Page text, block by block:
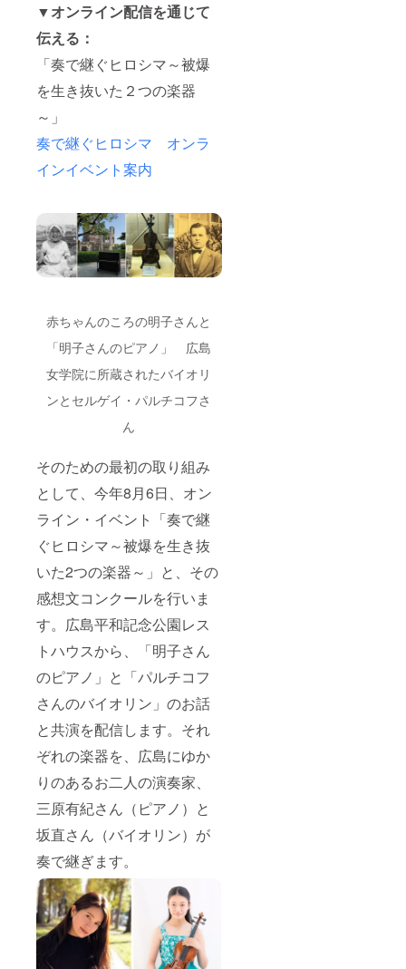
▼オンライン配信を通じて
伝える：
「奏で継ぐヒロシマ～被爆
を生き抜いた２つの楽器
～」
奏で継ぐヒロシマ オンラ
インイベント案内
赤ちゃんのころの明子さんと
「明子さんのピアノ」 広島
女学院に所蔵されたバイオリ
ンとセルゲイ・パルチコフさ
ん
そのための最初の取り組み
として、今年8月6日、オン
ライン・イベント「奏で継
ぐヒロシマ～被爆を生き抜
いた2つの楽器～」と、その
感想文コンクールを行いま
す。広島平和記念公園レス
トハウスから、「明子さん
のピアノ」と「パルチコフ
さんのバイオリン」のお話
と共演を配信します。それ
ぞれの楽器を、広島にゆか
りのあるお二人の演奏家、
三原有紀さん（ピアノ）と
坂直さん（バイオリン）が
奏で継ぎます。